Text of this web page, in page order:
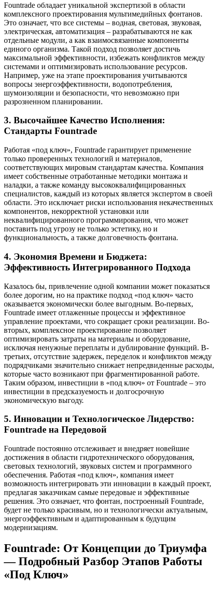
Fountrade обладает уникальной экспертизой в области
комплексного проектирования мультимедийных фонтанов.
Это означает, что все системы – водная, световая, звуковая,
электрическая, автоматизация – разрабатываются не как
отдельные модули, а как взаимосвязанные компоненты
единого организма. Такой подход позволяет достичь
максимальной эффективности, избежать конфликтов между
системами и оптимизировать использование ресурсов.
Например, уже на этапе проектирования учитываются
вопросы энергоэффективности, водопотребления,
шумоизоляции и безопасности, что невозможно при
разрозненном планировании.
3. Высочайшее Качество Исполнения:
Стандарты Fountrade
Работая «под ключ», Fountrade гарантирует применение
только проверенных технологий и материалов,
соответствующих мировым стандартам качества. Компания
имеет собственные отработанные методики монтажа и
наладки, а также команду высококвалифицированных
специалистов, каждый из которых является экспертом в своей
области. Это исключает риски использования некачественных
компонентов, некорректной установки или
неквалифицированного программирования, что может
поставить под угрозу не только эстетику, но и
функциональность, а также долговечность фонтана.
4. Экономия Времени и Бюджета:
Эффективность Интегрированного Подхода
Казалось бы, привлечение одной компании может показаться
более дорогим, но на практике подход «под ключ» часто
оказывается экономически более выгодным. Во-первых,
Fountrade имеет отлаженные процессы и эффективное
управление проектами, что сокращает сроки реализации. Во-
вторых, комплексное проектирование позволяет
оптимизировать затраты на материалы и оборудование,
исключая ненужные переплаты и дублирование функций. В-
третьих, отсутствие задержек, переделок и конфликтов между
подрядчиками значительно снижает непредвиденные расходы,
которые часто возникают при фрагментированной работе.
Таким образом, инвестиции в «под ключ» от Fountrade – это
инвестиции в предсказуемость и долгосрочную
экономическую выгоду.
5. Инновации и Технологическое Лидерство:
Fountrade на Передовой
Fountrade постоянно отслеживает и внедряет новейшие
достижения в области гидротехнического оборудования,
световых технологий, звуковых систем и программного
обеспечения. Работая «под ключ», компания имеет
возможность интегрировать эти инновации в каждый проект,
предлагая заказчикам самые передовые и эффективные
решения. Это означает, что фонтан, построенный Fountrade,
будет не только красивым, но и технологически актуальным,
энергоэффективным и адаптированным к будущим
модернизациям.
Fountrade: От Концепции до Триумфа
— Подробный Разбор Этапов Работы
«Под Ключ»